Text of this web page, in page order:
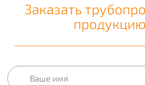
Заказать
продукцию